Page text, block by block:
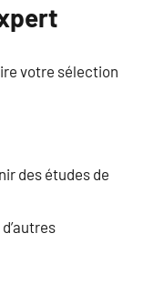
votre sélection
des études de